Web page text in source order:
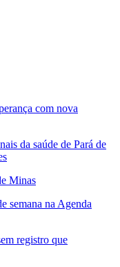
com nova
da saúde de Pará de
Minas
semana na Agenda
registro que